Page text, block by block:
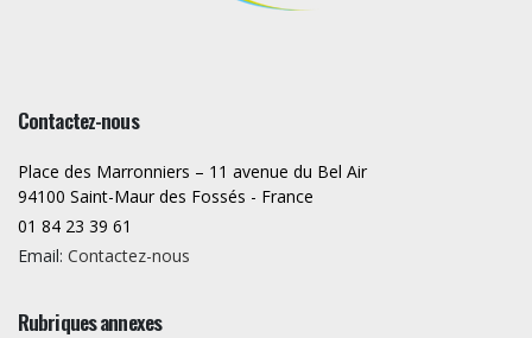
Contactez-nous
Place des Marronniers – 11 avenue du Bel Air
94100 Saint-Maur des Fossés - France
01 84 23 39 61
Email: Contactez-nous
Rubriques annexes